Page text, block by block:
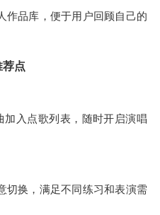
作品库，便于用户回顾自己的
点
入点歌列表，随时开启演唱
切换，满足不同练习和表演需